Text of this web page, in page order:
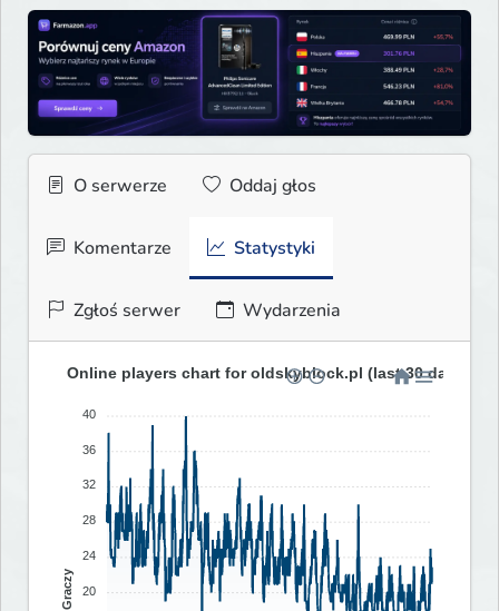
O serwerze Oddaj głos
Komentarze Statystyki
Zgłoś serwer Wydarzenia
Online players chart for oldskyblock.pl (last 30 days)
40
36
32
28
24
20
Graczy